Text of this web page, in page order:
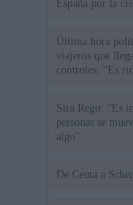
España por la
Última hora
viajeros que
controles: “Es
Sira Rego: "Es
personas se
algo"
De